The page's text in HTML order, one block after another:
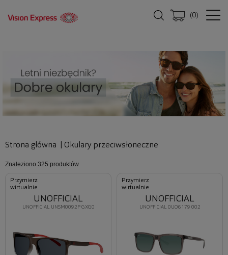
(0)
Strona główna Okulary przeciwsłoneczne
Znaleziono 325 produktów
Przymierz
wirtualnie
UNOFFICIAL UNSM0092P GXG0
UNOFFICIAL
Przymierz
wirtualnie
UNOFFICIAL 0UO6179 002
UNOFFICIAL